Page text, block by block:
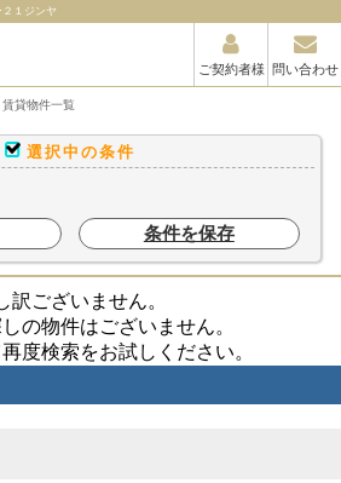
１ジンヤ
ご契約者様 問い合わせ
賃貸物件一覧
選択中の条件
条件を保存
訳ございません。
の物件はございません。
度検索をお試しください。